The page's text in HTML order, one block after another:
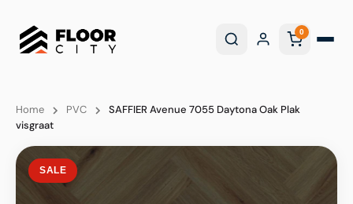
0
Home PVC
SAFFIER Avenue 7055 Daytona Oak Plak
visgraat
SALE